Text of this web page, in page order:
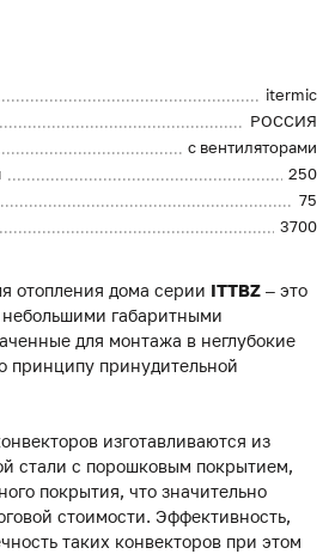
itermic
РОССИЯ
с вентиляторами
250
75
3700
отопления дома серии ITTBZ – это
габаритными
для монтажа в неглубокие
принципу принудительной
изготавливаются из
стали с порошковым покрытием,
покрытия, что значительно
стоимости. Эффективность,
таких конвекторов при этом